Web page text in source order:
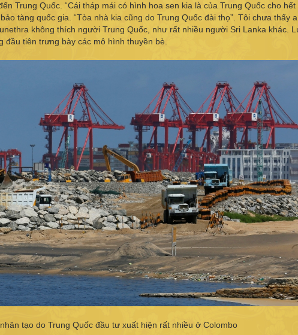
Trung Quốc. “Cái tháp mái có hình hoa sen kia là của Trung Quốc cho hết
tàng quốc gia. “Tòa nhà kia cũng do Trung Quốc đài thọ”. Tôi chưa thấy
không thích người Trung Quốc, như rất nhiều người Sri Lanka khác.
tiên trưng bày các mô hình thuyền bè.
tạo do Trung Quốc đầu tư xuất hiện rất nhiều ở Colombo